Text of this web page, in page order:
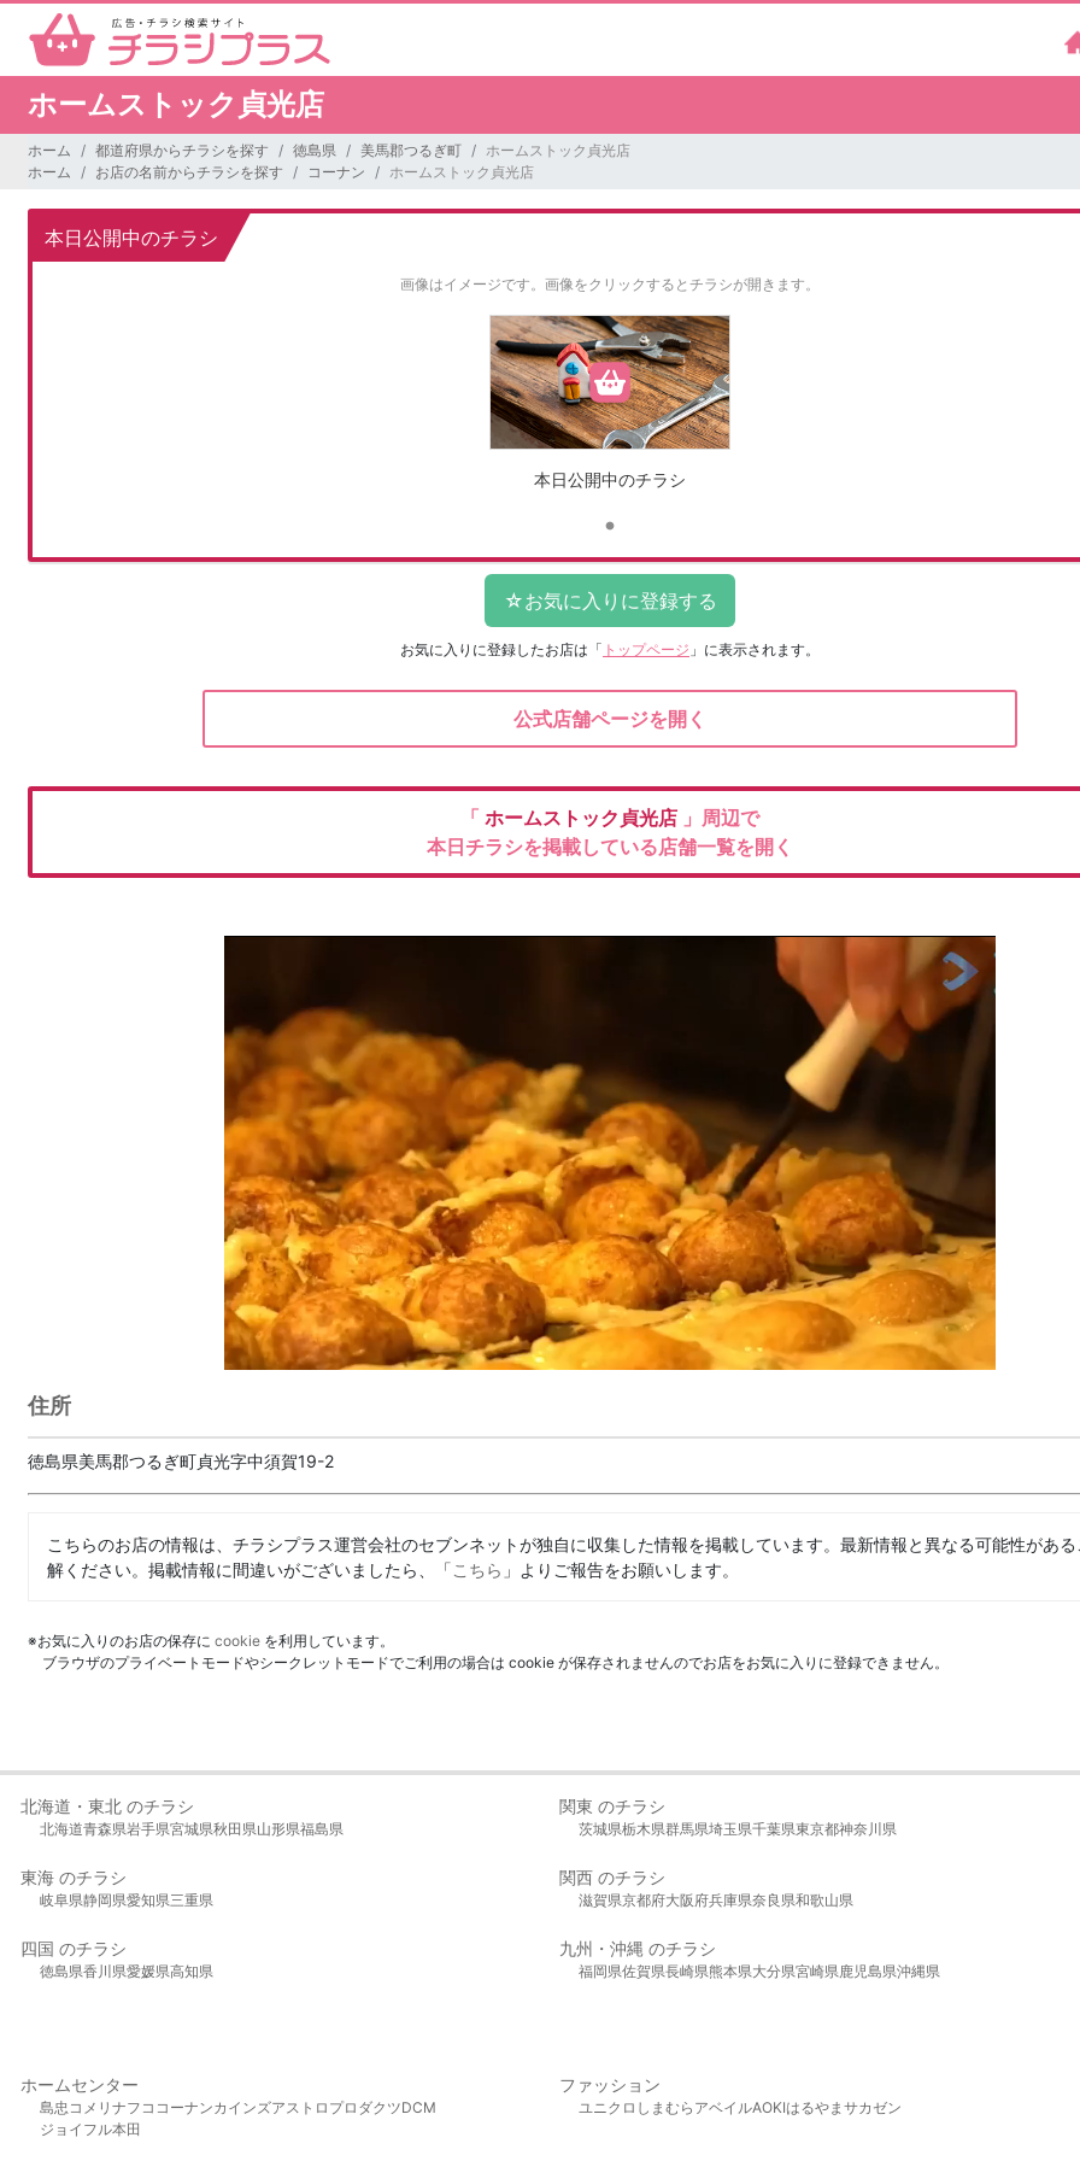
ホームストック貞光店
ホーム 都道府県からチラシを探す 徳島県 美馬郡つるぎ町
ホームストック貞光店
ホーム
お店の名前からチラシを探す コーナン ホームストック貞光店
本日公開中のチラシ
画像はイメージです。 画像をクリックするとチラシが開きます。
本日公開中のチラシ
お気に入りに登録したお店は 「 トップページ 」に表示されます。
公式店舗ページを開く
「 ホームストック貞光店 」周辺で
本日チラシを掲載している店舗一覧を開く
住所
徳島県美馬郡つるぎ町貞光字中須賀19-2
こちらのお店の情報は、チラシプラス運営会社のセブンネットが独自に収集した情報を掲載しています。最新情報と異なる可能性があ
解ください。掲載情報に間違いがございましたら、「こちら 」よりご報告をお願いします。
※お気に入りのお店の保存に cookie を利用しています。
ブラウザのプライベートモードやシークレットモードでご利用の場合は cookie が保存されませんのでお店をお気に入りに登録できません。
北海道・東北 のチラシ
北海道青森県岩手県宮城県秋田県山形県福島県
関東 のチラシ
茨城県栃木県群馬県埼玉県千葉県東京都神奈川県
東海 のチラシ
岐阜県静岡県愛知県三重県
関西 のチラシ
滋賀県京都府大阪府兵庫県奈良県和歌山県
四国 のチラシ
徳島県香川県愛媛県高知県
九州・沖縄 のチラシ
福岡県佐賀県長崎県熊本県大分県宮崎県鹿児島県沖縄県
ホームセンター
島忠 コメリ ナフコ コーナンカインズアストロプロダクツDCM
ジョイフル本田
ファッション
ユニクロ しまむら アベイルAOKIはるやま サカゼン